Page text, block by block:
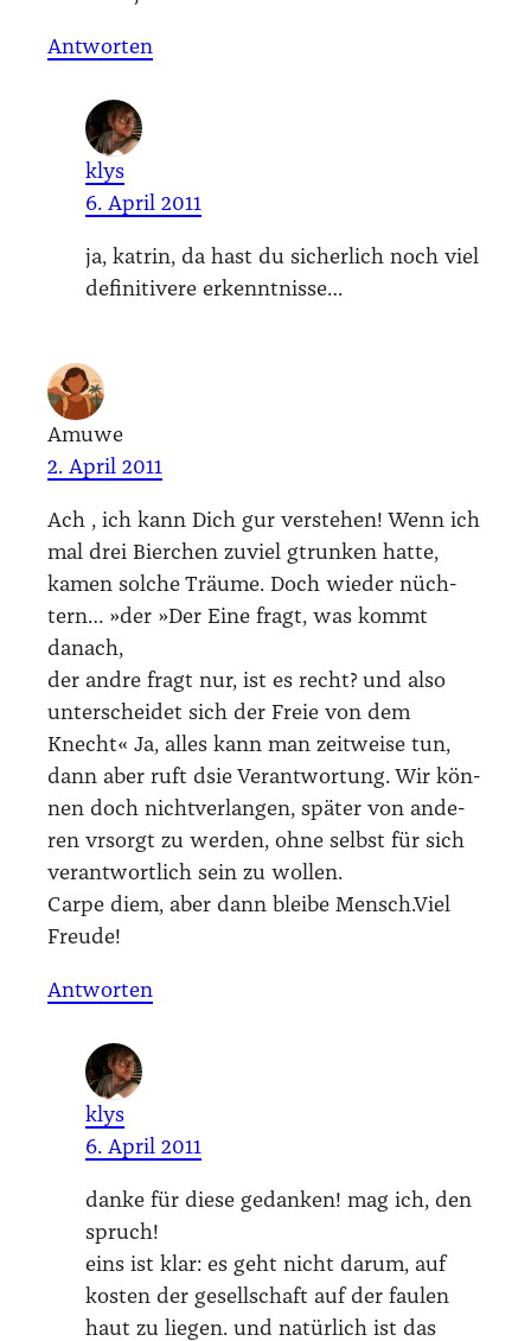
Antworten
klys
6. April 2011
ja, kat­rin, da hast du sicher­lich noch viel
defi­ni­ti­ve­re erkennt­nis­se…
Amuwe
2. April 2011
Ach , ich kann Dich gur ver­ste­hen! Wenn ich
mal drei Bier­chen zuviel gtrun­ken hat­te,
kamen sol­che Träu­me. Doch wie­der nüch­
tern… »der »Der Eine fragt, was kommt
danach,
der and­re fragt nur, ist es recht? und also
unter­schei­det sich der Freie von dem
Knecht« Ja, alles kann man zeit­wei­se tun,
dann aber ruft dsie Ver­ant­wor­tung. Wir kön­
nen doch nicht­ver­lan­gen, spä­ter von ande­
ren vrsorgt zu wer­den, ohne selbst für sich
ver­ant­wort­lich sein zu wol­len.
Car­pe diem, aber dann blei­be Mensch.Viel
Freu­de!
Antworten
klys
6. April 2011
dan­ke für die­se gedan­ken! mag ich, den
spruch!
eins ist klar: es geht nicht dar­um, auf
kos­ten der gesell­schaft auf der fau­len
haut zu lie­gen. und natür­lich ist das